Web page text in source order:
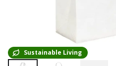
Sustainable Living